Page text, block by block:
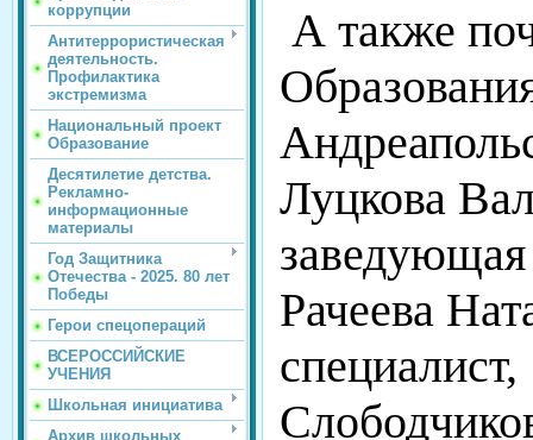
коррупции
Антитеррористическая
деятельность.
Профилактика
экстремизма
Национальный проект
Образование
Десятилетие детства.
Рекламно-
информационные
материалы
Год Защитника
Отечества - 2025. 80 лет
Победы
Герои спецопераций
ВСЕРОССИЙСКИЕ
УЧЕНИЯ
Школьная инициатива
Архив школьных
А также
Луцкова
Рачеева
специалист,